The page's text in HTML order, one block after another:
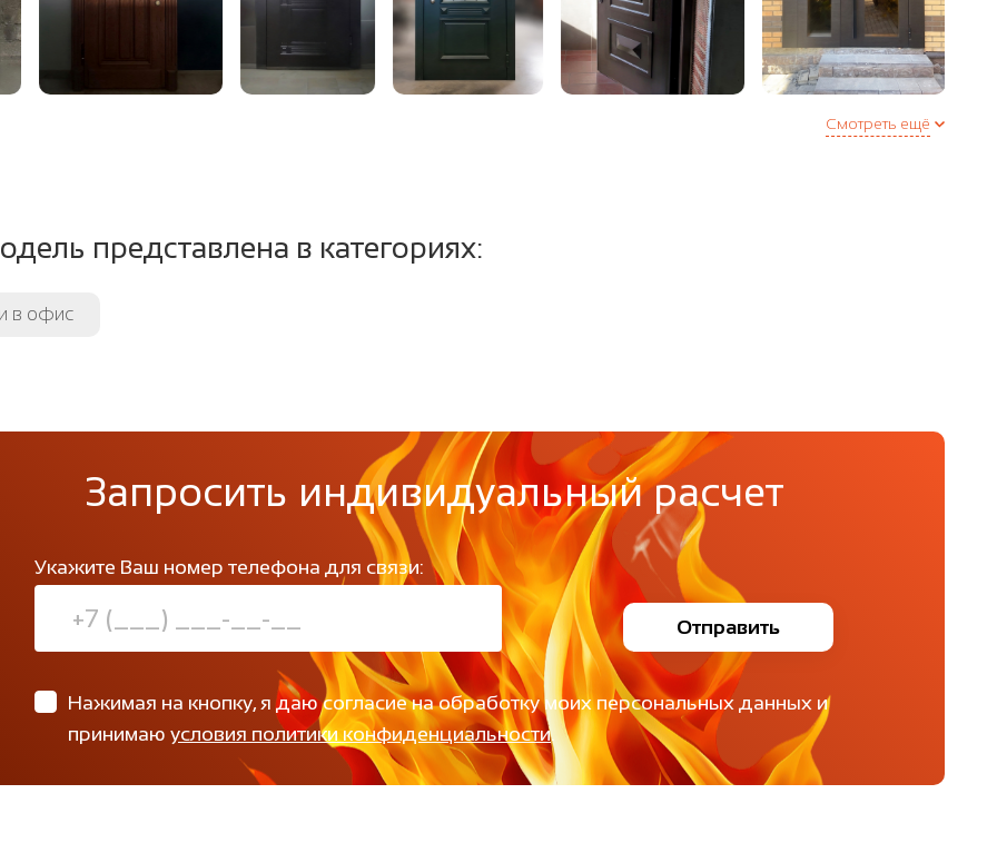
180 градусов
2 контура уплотнителя (Е + D) по периметру двери или 3 контура в
т.ч. магнитный (дополнительная опция)
Смотреть ещё
представлена в категориях:
в офис
Запросить индивидуальный расчет
Укажите Ваш номер телефона для связи:
Отправить
Нажимая на кнопку, я даю согласие на обработку моих персональных данных и
принимаю условия политики конфиденциальности.